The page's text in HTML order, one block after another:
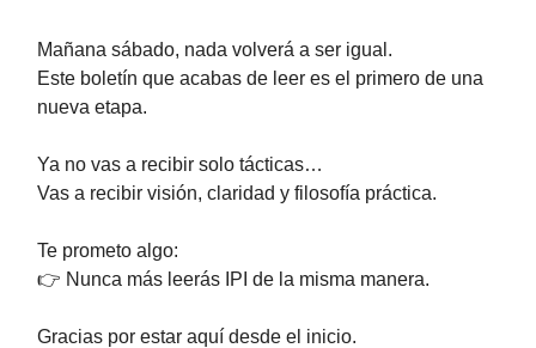
Mañana sábado, nada volverá a ser igual.
Este boletín que acabas de leer es el primero de una
nueva etapa.
Ya no vas a recibir solo tácticas…
Vas a recibir visión, claridad y filosofía práctica.
Te prometo algo:
👉 Nunca más leerás IPI de la misma manera.
Gracias por estar aquí desde el inicio.